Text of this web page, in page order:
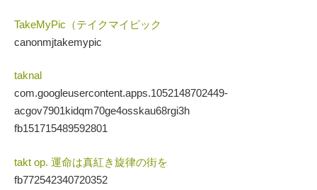
TakeMyPic（テイクマイピック
canonmjtakemypic
taknal
com.googleusercontent.apps.1052148702449-
acgov7901kidqm70ge4osskau68rgi3h
fb151715489592801
takt op. 運命は真紅き旋律の街を
fb772542340720352